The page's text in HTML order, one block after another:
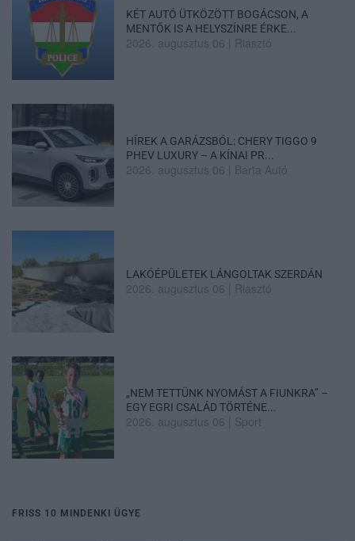
KÉT AUTÓ ÜTKÖZÖTT BOGÁCSON, A
MENTŐK IS A HELYSZÍNRE ÉRKE...
2026. augusztus 06 Riasztó
HÍREK A GARÁZSBÓL: CHERY TIGGO 9
PHEV LUXURY – A KÍNAI PR...
2026. augusztus 06 Barta Autó
LAKÓÉPÜLETEK LÁNGOLTAK SZERDÁN
2026. augusztus 06 Riasztó
„NEM TETTÜNK NYOMÁST A FIUNKRA” –
EGY EGRI CSALÁD TÖRTÉNE...
2026. augusztus 06 Sport
FRISS 10 MINDENKI ÜGYE